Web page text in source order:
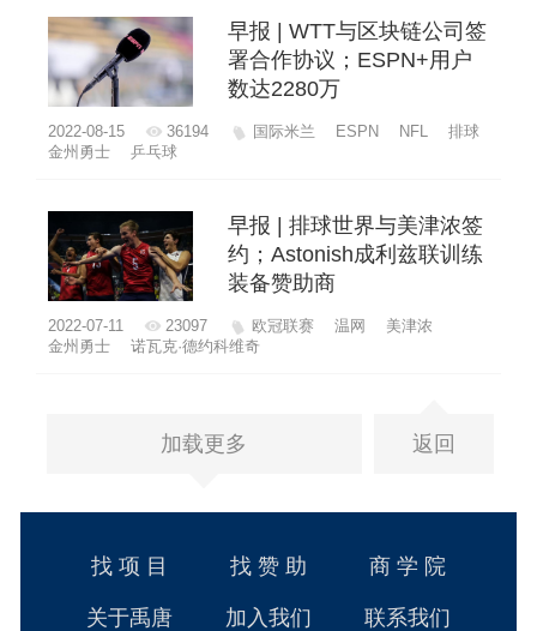
早报 | WTT与区块链公司签
署合作协议；ESPN+用户
数达2280万
2022-08-15 36194 国际米兰 ESPN NFL
排球
金州勇士
乒乓球
早报 | 排球世界与美津浓签
约；Astonish成利兹联训练
装备赞助商
2022-07-11 23097 欧冠联赛 温网
美津浓
金州勇士
诺瓦克·德约科维奇
加载更多 返回
找 项 目
关于禹唐
找 赞 助
加入我们
商 学 院
联系我们